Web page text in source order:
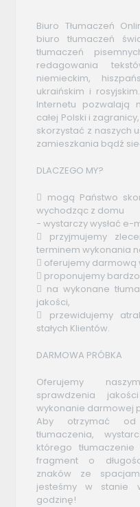
Biuro Tłumaczeń
biuro tłumaczeń
tłumaczeń
redagowania
niemieckim,
ukraińskim i
Internetu pozwalają
całej Polski i
skorzystać z naszych
zamieszkania bądź
DLACZEGO MY?
 mogą Państwo
wychodząc z domu
- wystarczy wysłać e-
 przyjmujemy
terminem wykonania
 oferujemy darmową
 proponujemy
 na wykonane
jakości,
 przewidujemy
stałych Klientów.
DARMOWA PRÓBKA
Oferujemy
sprawdzenia
wykonanie darmowej
Aby otrzymać
tłumaczenia,
którego
fragment o
znaków ze
jesteśmy w stanie
godzinę!